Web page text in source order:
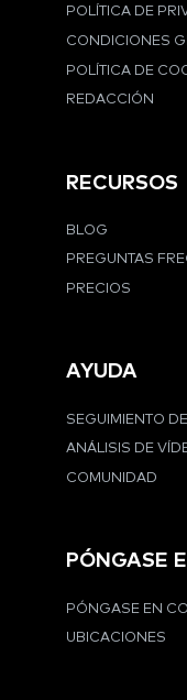
POLÍTICA DE
CONDICIONES
POLÍTICA DE
REDACCIÓN
RECURSOS
BLOG
PREGUNTAS
PRECIOS
AYUDA
SEGUIMIENTO
ANÁLISIS DE
COMUNIDAD
PÓNGASE
PÓNGASE EN
UBICACIONES